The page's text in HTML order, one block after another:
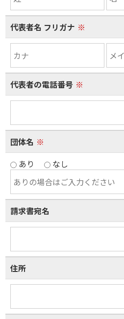
代表者名 フリガナ ※
代表者の電話番号 ※
団体名 ※
あり
なし
請求書宛名
住所